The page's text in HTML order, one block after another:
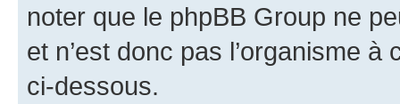
noter que le phpBB Group ne
et n’est donc pas l’organisme
ci-dessous.